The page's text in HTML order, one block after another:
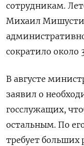
сотрудникам.
Михаил
сократило около
В августе
заявил о
госслужащих,
остальным. По
требует больших